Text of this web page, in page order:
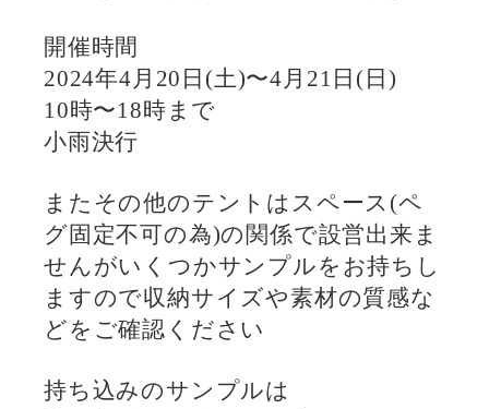
開催時間
2024年4月20日(土)〜4月21日(日)
10時〜18時まで
小雨決行
またその他のテントはスペース(ペ
グ固定不可の為)の関係で設営出来ま
せんがいくつかサンプルをお持ちし
ますので収納サイズや素材の質感な
どをご確認ください
持ち込みのサンプルは